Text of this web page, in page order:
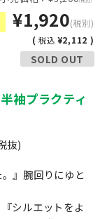
¥1,920(税別)
(税込 ¥2,112 )
SOLD OUT
袖プラクティ
抜)
』腕回りにゆと
シルエットをよ